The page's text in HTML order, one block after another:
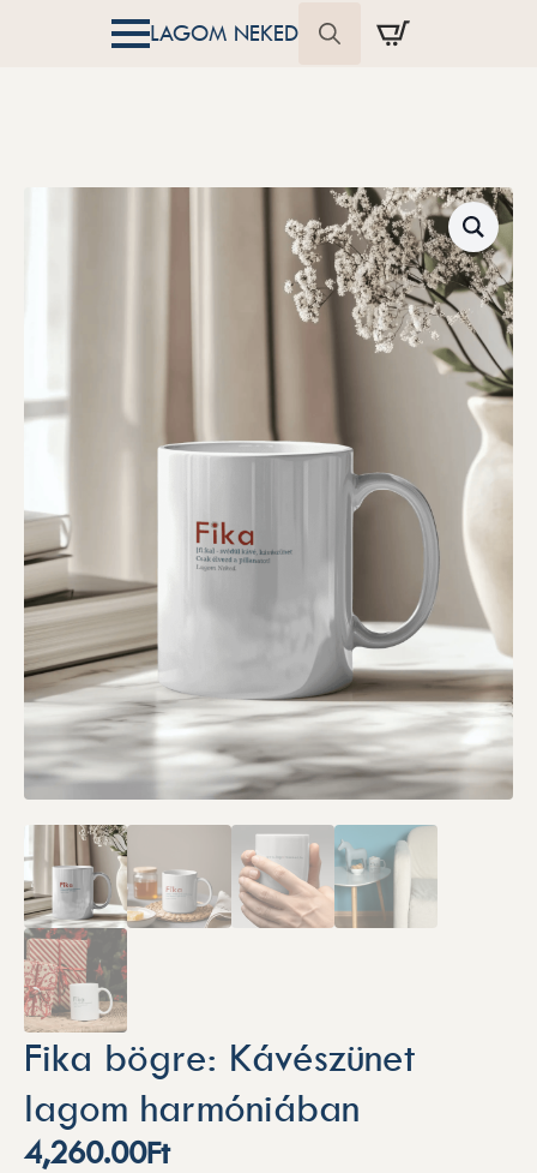
LAGOM NEKED
Fika bögre: Kávészünet
lagom harmóniában
4,260.00Ft